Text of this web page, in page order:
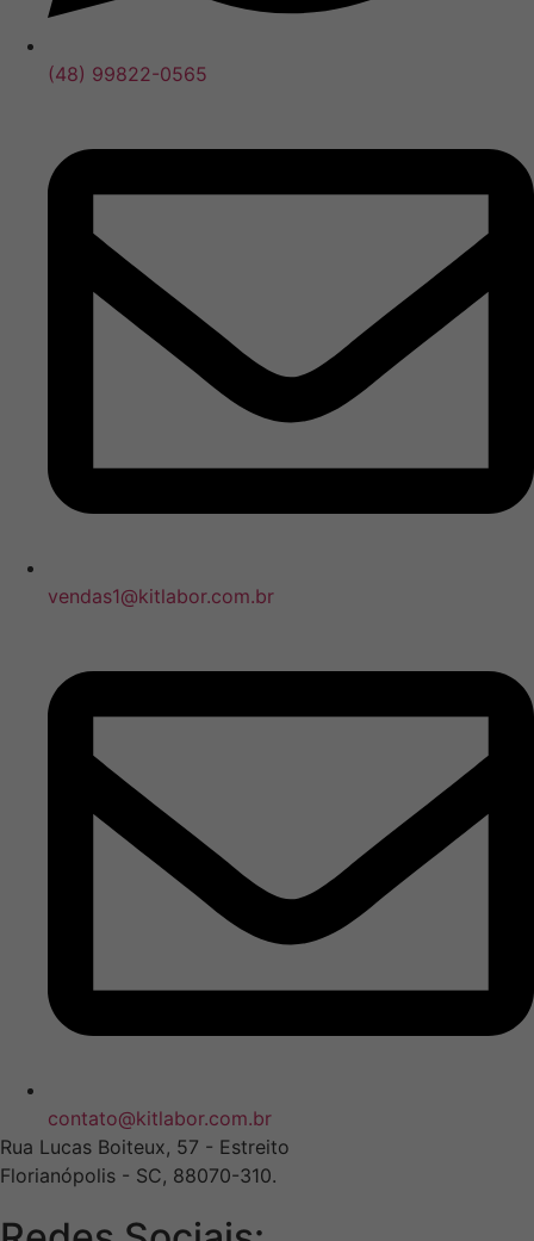
(48) 99822-0565
vendas1@kitlabor.com.br
contato@kitlabor.com.br
Rua Lucas Boiteux, 57 - Estreito
Florianópolis - SC, 88070-310.